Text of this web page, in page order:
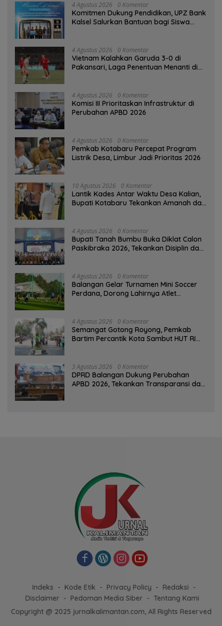
4 Agustus 2026 0 Komentar
Komitmen Dukung Pendidikan, UPZ Bank
Kalsel Salurkan Bantuan bagi Siswa
4 Agustus 2026 0 Komentar
Vietnam Kalahkan Garuda 3-0 di
Pakansari, Laga Penentuan Menanti di
4 Agustus 2026 0 Komentar
‎Komisi III Prioritaskan Infrastruktur di
Perubahan APBD 2026
4 Agustus 2026 0 Komentar
Pemkab Kotabaru Percepat Program
Listrik Desa, Limbur Jadi Prioritas 2026
10 Agustus 2026 0 Komentar
Lantik Kades Antar Waktu Desa Kalian,
Bupati Kotabaru Tekankan Amanah dan
4 Agustus 2026 0 Komentar
Bupati Tanah Bumbu Buka Diklat Calon
Paskibraka 2026, Tekankan Disiplin dan
4 Agustus 2026 0 Komentar
Balangan Gelar Turnamen Mini Soccer
Perdana, Dorong Lahirnya Atlet
4 Agustus 2026 0 Komentar
Semangat Gotong Royong, Pemkab
Bartim Percantik Kota Sambut HUT RI
3 Agustus 2026 0 Komentar
DPRD Balangan Dukung Perubahan
APBD 2026, Tekankan Transparansi dan
Indeks Kode Etik Privacy Policy
Redaksi
Disclaimer
Pedoman Media Siber
Tentang Kami
Copyright @ 2025 jurnalkalimantan.com, All Rights Reserved